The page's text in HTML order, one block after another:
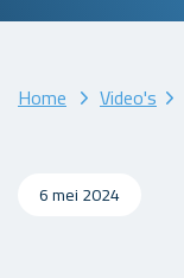
Home Video's
6 mei 2024